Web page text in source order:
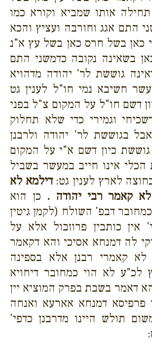
אותו שמביא וקורא כמו
התם אגג וחורבה ועציץ והכא
כאן בשל חרס כאן בשל עץ א"נ
בשאינה נקובה כדמשני התם
גוששת לר' יהודה מדהויא
חשיבא נמי חו"ל לענין גט
דשם חו"ל על המקום צ"ל בפני
וגמירי כדי שלא תחלוק
בגוששת לר' יהודה ולרבנן
כיון דשם א"י על המקום
אינו חייב במעשר בשביל
לארץ לענין גט:דילמא לא
קאמר רבי יהודה . כן הוא
דבפ' השולח (לקמן גיטין
אין כותבין פרוזבול אלא על
לה דמנחא אסיכי והא דקאמר
קאמרי רבנן אלא בספינה
לכ"ע לא הוי כמחובר דיחויא
דאמר בשבת בפרק המוציא יין
דמנחא אארעא ואנחה
תולש היינו מדרבנן כדפי'